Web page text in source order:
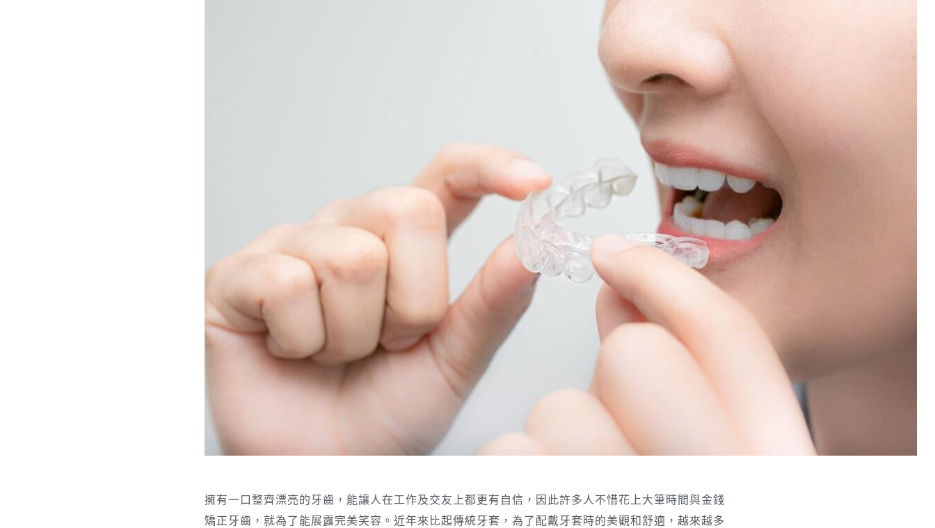
擁有一口整齊漂亮的牙齒，能讓人在工作及交友上都更有自信，因此許多人不惜花上大筆時間與金錢
矯正牙齒，就為了能展露完美笑容。近年來比起傳統牙套，為了配戴牙套時的美觀和舒適，越來越多